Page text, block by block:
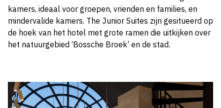
kamers, ideaal voor groepen, vrienden en families, en
mindervalide kamers. The Junior Suites zijn gesitueerd op
de hoek van het hotel met grote ramen die uitkijken over
het natuurgebied ‘Bossche Broek’ en de stad.